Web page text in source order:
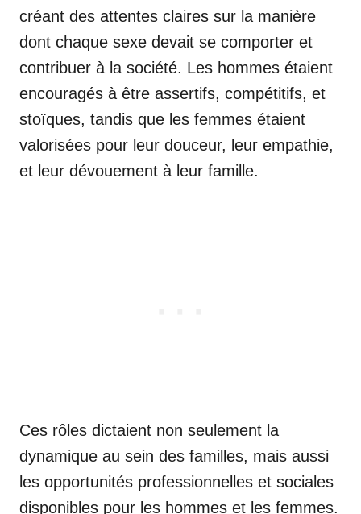
créant des attentes claires sur la manière
dont chaque sexe devait se comporter et
contribuer à la société. Les hommes étaient
encouragés à être assertifs, compétitifs, et
stoïques, tandis que les femmes étaient
valorisées pour leur douceur, leur empathie,
et leur dévouement à leur famille.
Ces rôles dictaient non seulement la
dynamique au sein des familles, mais aussi
les opportunités professionnelles et sociales
disponibles pour les hommes et les femmes.